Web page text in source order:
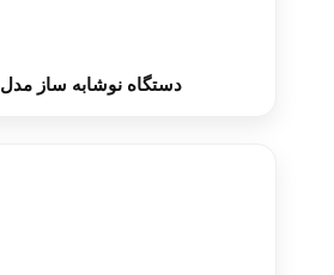
دستگاه نوشابه ساز مدل Triton 2500